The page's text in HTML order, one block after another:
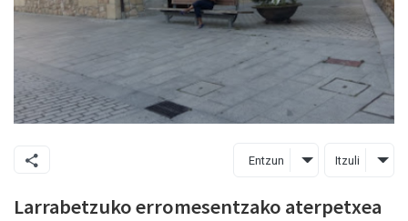
Entzun Itzuli
Larrabetzuko erromesentzako aterpetxea